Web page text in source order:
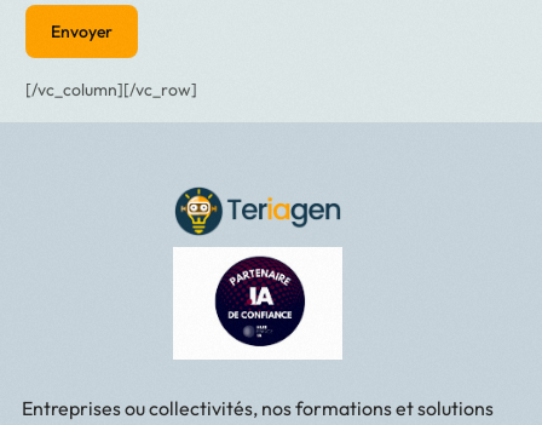
[/vc_column][/vc_row]
Entreprises ou collectivités, nos formations et solutions